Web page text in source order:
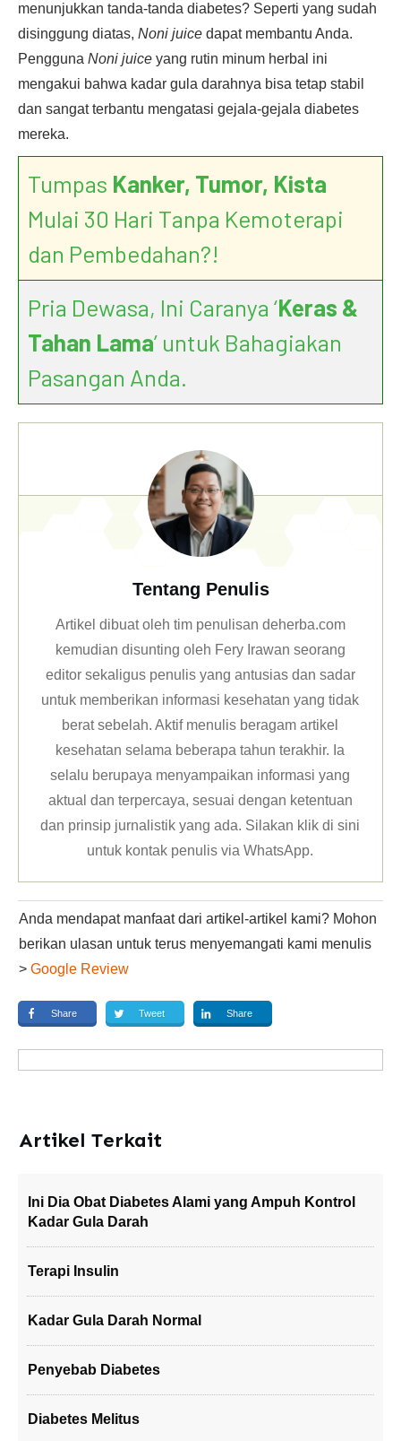
menunjukkan tanda-tanda diabetes? Seperti yang sudah
disinggung diatas, Noni juice dapat membantu Anda.
Pengguna Noni juice yang rutin minum herbal ini
mengakui bahwa kadar gula darahnya bisa tetap stabil
dan sangat terbantu mengatasi gejala-gejala diabetes
mereka.
Tumpas Kanker, Tumor, Kista
Mulai 30 Hari Tanpa Kemoterapi
dan Pembedahan?!
Pria Dewasa, Ini Caranya ‘Keras &
Tahan Lama’ untuk Bahagiakan
Pasangan Anda.
Tentang Penulis
Artikel dibuat oleh tim penulisan deherba.com
kemudian disunting oleh Fery Irawan seorang
editor sekaligus penulis yang antusias dan sadar
untuk memberikan informasi kesehatan yang tidak
berat sebelah. Aktif menulis beragam artikel
kesehatan selama beberapa tahun terakhir. Ia
selalu berupaya menyampaikan informasi yang
aktual dan terpercaya, sesuai dengan ketentuan
dan prinsip jurnalistik yang ada. Silakan klikdi sini
untuk kontak penulis via WhatsApp.
Anda mendapat manfaat dari artikel-artikel kami? Mohon
berikan ulasan untuk terus menyemangati kami menulis
> Google Review
Share Tweet Share
Artikel Terkait
Ini Dia Obat Diabetes Alami yang Ampuh Kontrol
Kadar Gula Darah
Terapi Insulin
Kadar Gula Darah Normal
Penyebab Diabetes
Diabetes Melitus